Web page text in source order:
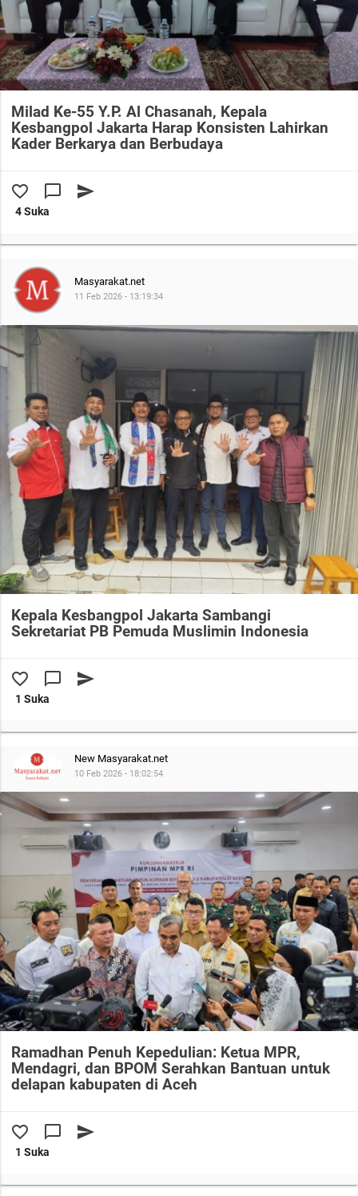
Milad Ke-55 Y.P. Al Chasanah, Kepala
Kesbangpol Jakarta Harap Konsisten Lahirkan
Kader Berkarya dan Berbudaya
favorite_border chat_bubble_outline send
4 Suka
Masyarakat.net
11 Feb 2026 - 13:19:34
Kepala Kesbangpol Jakarta Sambangi
Sekretariat PB Pemuda Muslimin Indonesia
favorite_border chat_bubble_outline send
1 Suka
New Masyarakat.net
10 Feb 2026 - 18:02:54
Ramadhan Penuh Kepedulian: Ketua MPR,
Mendagri, dan BPOM Serahkan Bantuan untuk
delapan kabupaten di Aceh
favorite_border chat_bubble_outline send
1 Suka